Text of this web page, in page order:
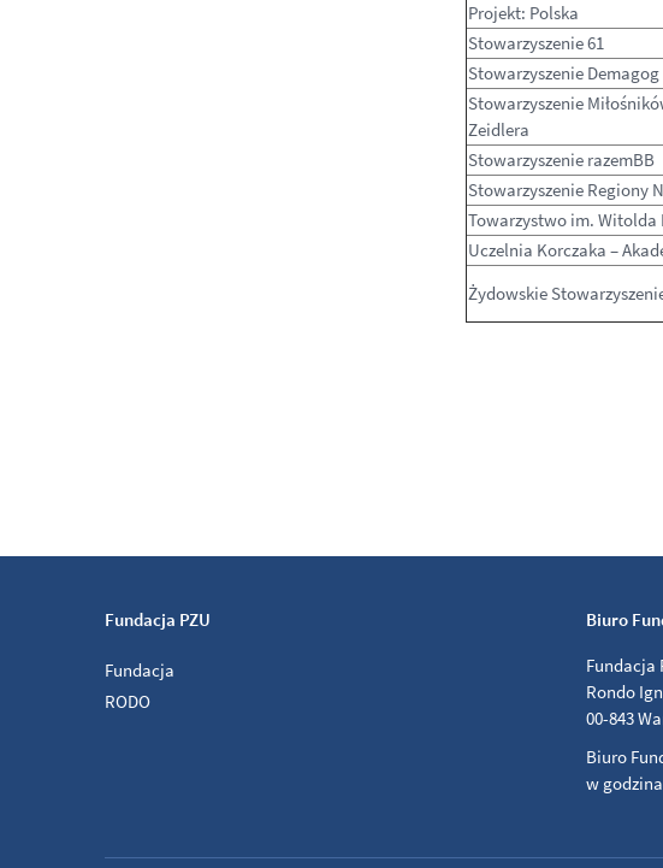
Projekt: Polska
Stowarzyszenie 61
Stowarzyszenie Demagog
Stowarzyszenie
Zeidlera
Stowarzyszenie razemBB
Stowarzyszenie Regiony
Towarzystwo im. Witolda
Uczelnia Korczaka –
Żydowskie
Fundacja PZU
Fundacja
RODO
Biuro
Fundacja
Rondo
00-843
Biuro
w